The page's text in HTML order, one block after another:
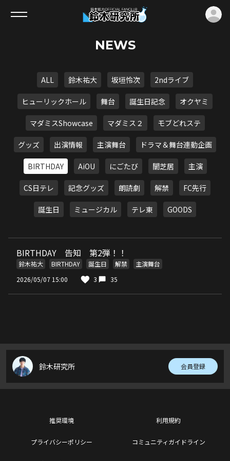
NEWS
ALL 鈴木祐大 坂垣怜次 2ndライブ
ヒューリックホール 舞台 誕生日記念 オクヤミ
マダミスShowcase マダミス２ モブどれステ
グッズ 出演情報 主演舞台 ドラマ＆舞台連動企画
BIRTHDAY AiOU にごたび 闇芝居 主演
CS日テレ 記念グッズ 朗読劇 解禁 FC先行
誕生日 ミュージカル テレ東 GOODS
BIRTHDAY 告知 第2弾！！
鈴木祐大 BIRTHDAY 誕生日 解禁
主演舞台
2026/05/07 15:00
3 35
鈴木研究所 会員登録
推奨環境 利用規約
プライバシーポリシー コミュニティガイドライン